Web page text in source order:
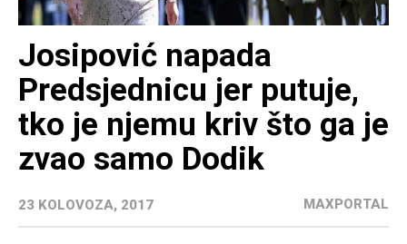
Josipović napada
Predsjednicu jer putuje,
tko je njemu kriv što ga je
zvao samo Dodik
23 KOLOVOZA, 2017 MAXPORTAL